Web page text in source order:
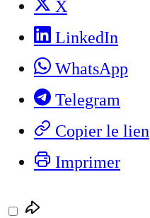
X
LinkedIn
WhatsApp
Telegram
Copier le lien
Imprimer